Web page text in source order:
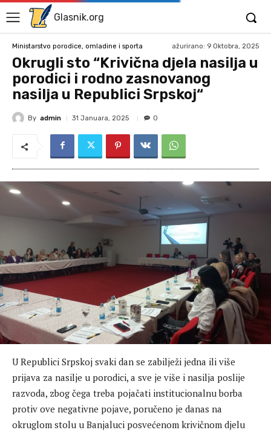
Glasnik.org
Ministarstvo porodice, omladine i sporta ažurirano: 9 Oktobra, 2025
Okrugli sto “Krivična djela nasilja u
porodici i rodno zasnovanog
nasilja u Republici Srpskoj“
By admin 31 Januara, 2025 0
U Republici Srpskoj svaki dan se zabilježi jedna ili više
prijava za nasilje u porodici, a sve je više i nasilja poslije
razvoda, zbog čega treba pojačati institucionalnu borba
protiv ove negativne pojave, poručeno je danas na
okruglom stolu u Banjaluci posvećenom krivičnom djelu